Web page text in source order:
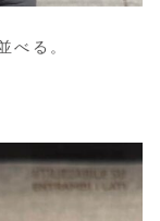
べる。